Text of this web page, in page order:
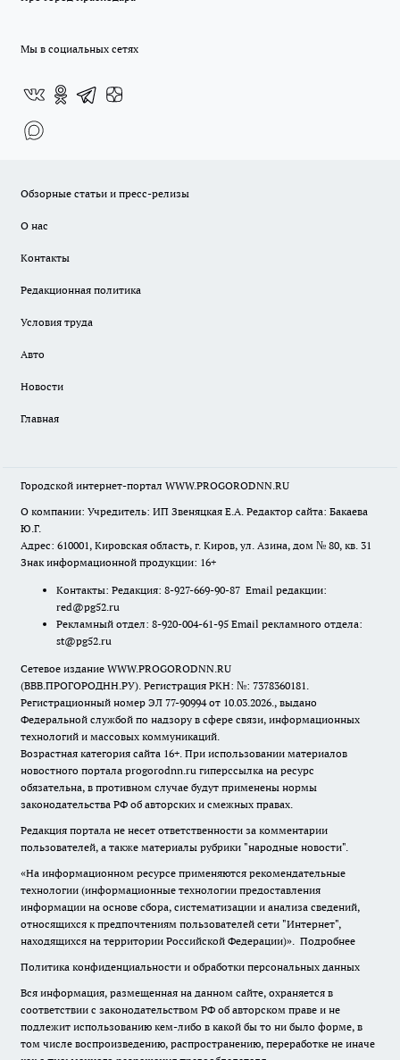
Мы в социальных сетях
Обзорные статьи и пресс-релизы
О нас
Контакты
Редакционная политика
Условия труда
Авто
Новости
Главная
Городской интернет-портал WWW.PROGORODNN.RU
О компании: Учредитель: ИП Звеняцкая Е.А. Редактор сайта: Бакаева
Ю.Г.
Адрес: 610001, Кировская область, г. Киров, ул. Азина, дом № 80, кв. 31
Знак информационной продукции: 16+
Контакты: Редакция: 8-927-669-90-87 Email редакции:
red@pg52.ru
Рекламный отдел: 8-920-004-61-95 Email рекламного отдела:
st@pg52.ru
Сетевое издание WWW.PROGORODNN.RU
(ВВВ.ПРОГОРОДНН.РУ). Регистрация РКН: №: 7378360181.
Регистрационный номер ЭЛ 77-90994 от 10.03.2026., выдано
Федеральной службой по надзору в сфере связи, информационных
технологий и массовых коммуникаций.
Возрастная категория сайта 16+. При использовании материалов
новостного портала progorodnn.ru гиперссылка на ресурс
обязательна, в противном случае будут применены нормы
законодательства РФ об авторских и смежных правах.
Редакция портала не несет ответственности за комментарии
пользователей, а также материалы рубрики "народные новости".
«На информационном ресурсе применяются рекомендательные
технологии (информационные технологии предоставления
информации на основе сбора, систематизации и анализа сведений,
относящихся к предпочтениям пользователей сети "Интернет",
находящихся на территории Российской Федерации)». Подробнее
Политика конфиденциальности и обработки персональных данных
Вся информация, размещенная на данном сайте, охраняется в
соответствии с законодательством РФ об авторском праве и не
подлежит использованию кем-либо в какой бы то ни было форме, в
том числе воспроизведению, распространению, переработке не иначе